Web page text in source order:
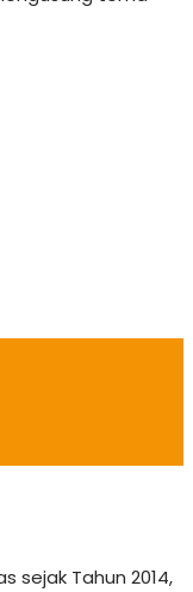
sejak Tahun 2014,